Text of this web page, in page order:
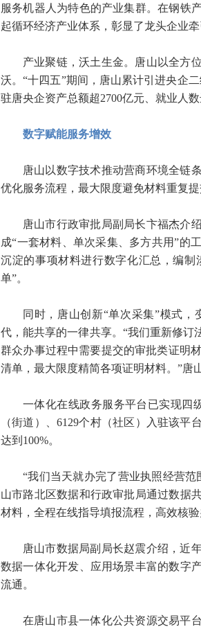
服务机器人为特色的产业集群。在钢铁
起循环经济产业体系，彰显了龙头企业
产业聚链，沃土生金。唐山以全方
沃。“十四五”期间，唐山累计引进央企
驻唐央企资产总额超2700亿元、就业人
数字赋能服务增效
唐山以数字技术推动营商环境全链
优化服务流程，最大限度避免材料重复
唐山市行政审批局副局长卞福杰介
成“一套材料、单次采集、多方共用”的
沉淀的事项材料进行数字化汇总，编制
单”。
同时，唐山创新“单次采集”模式
代，能共享的一律共享。“我们重新修订
群众办事过程中需要提交的审批类证明
清单，最大限度精简各项证明材料。”唐
一体化在线政务服务平台已实现四
（街道）、6129个村（社区）入驻该
达到100%。
“我们当天就办完了营业执照经营
山市路北区数据和行政审批局通过数据
材料，全程在线指导填报流程，高效核验
唐山市数据局副局长赵震介绍，近
数据一体化开发、应用场景丰富的数字
流通。
在唐山市县一体化公共资源交易平